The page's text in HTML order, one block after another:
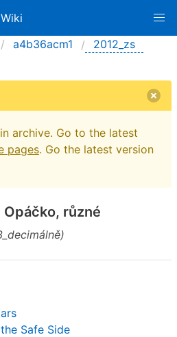
a4b36acm1
2012_zs
archive. Go to the latest
pages. Go the latest version
Opáčko, různé
Safe Side